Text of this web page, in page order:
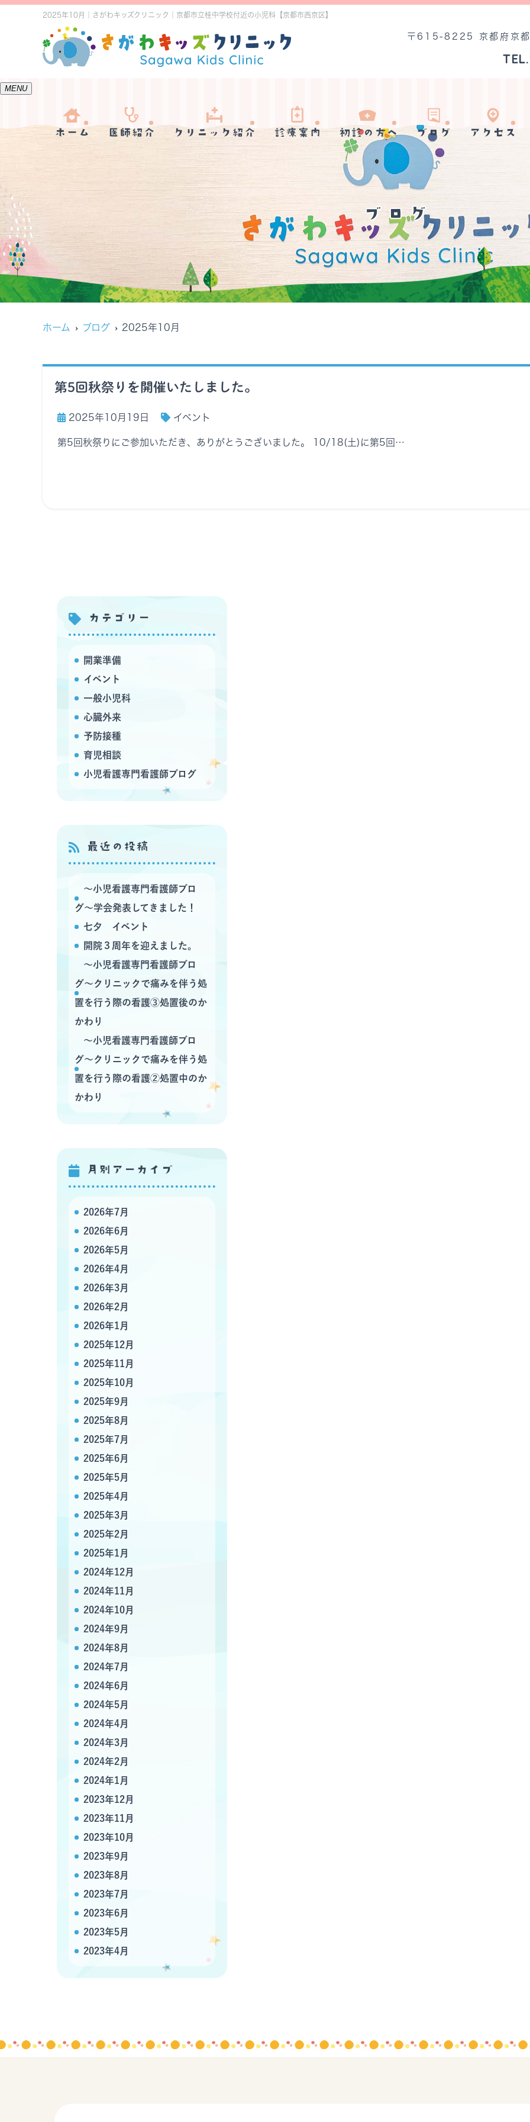
2025年10月｜さがわキッズクリニック｜京都市立桂中学校付近の小児科【京都市西京区】
〒615-8225 京都府京
TEL.
MENU
ホーム 医師紹介 クリニック紹介 診療案内 初診の方へ ブログ アクセス
ブログ
ホーム ブログ 2025年10月
第5回秋祭りを開催いたしました。
2025年10月19日 イベント
第5回秋祭りにご参加いただき、ありがとうございました。 10/18(土)に第5回…
カテゴリー
開業準備
イベント
一般小児科
心臓外来
予防接種
育児相談
小児看護専門看護師ブログ
最近の投稿
〜小児看護専門看護師ブロ
グ〜学会発表してきました！
七夕 イベント
開院３周年を迎えました。
〜小児看護専門看護師ブロ
グ〜クリニックで痛みを伴う処
置を行う際の看護③処置後のか
かわり
〜小児看護専門看護師ブロ
グ〜クリニックで痛みを伴う処
置を行う際の看護②処置中のか
かわり
月別アーカイブ
2026年7月
2026年6月
2026年5月
2026年4月
2026年3月
2026年2月
2026年1月
2025年12月
2025年11月
2025年10月
2025年9月
2025年8月
2025年7月
2025年6月
2025年5月
2025年4月
2025年3月
2025年2月
2025年1月
2024年12月
2024年11月
2024年10月
2024年9月
2024年8月
2024年7月
2024年6月
2024年5月
2024年4月
2024年3月
2024年2月
2024年1月
2023年12月
2023年11月
2023年10月
2023年9月
2023年8月
2023年7月
2023年6月
2023年5月
2023年4月